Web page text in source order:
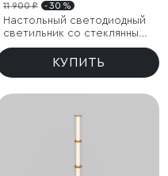
11 900 ₽ - 30 %
Настольный светодиодный
светильник со стеклянным
плафоном
КУПИТЬ